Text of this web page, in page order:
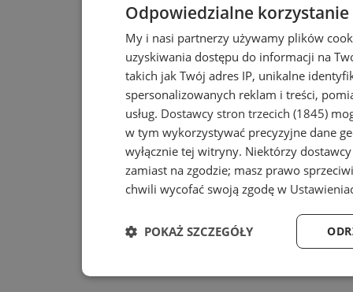
Odpowiedzialne korzystanie
My i nasi partnerzy używamy plików
uzyskiwania dostępu do informacji na
takich jak Twój adres IP, unikalne
spersonalizowanych reklam i treści,
usług. Dostawcy stron trzecich (1845)
w tym wykorzystywać precyzyjne dane
wyłącznie tej witryny. Niektórzy
zamiast na zgodzie; masz prawo
chwili wycofać swoją zgodę w
POKAŻ SZCZEGÓŁY
Niezbędne Wydajność